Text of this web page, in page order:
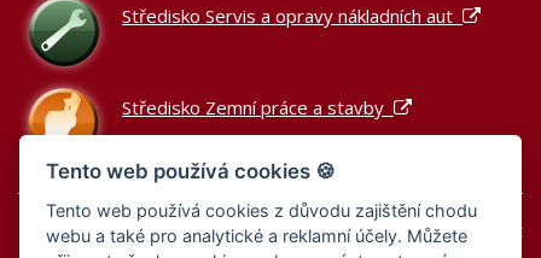
Středisko Servis a opravy nákladních aut
Středisko Zemní práce a stavby
Podle zákona o evidenci tržeb je prodávající povinen vystavit
Tento web používá cookies 🍪
Tento web používá cookies z důvodu zajištění chodu
webu a také pro analytické a reklamní účely. Můžete